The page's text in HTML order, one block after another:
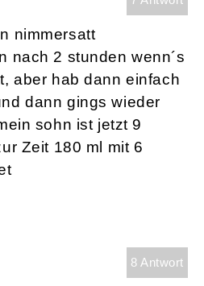
nimmersatt
nach 2 stunden wenn´s
aber hab dann einfach
dann gings wieder
sohn ist jetzt 9
Zeit 180 ml mit 6
8 Antwort